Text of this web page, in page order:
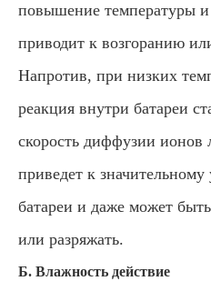
повышение температуры и
приводит к возгоранию
Напротив, при низких
реакция внутри батареи
скорость диффузии ионов
приведет к
батареи и даже может
или разряжать.
Б. Влажность действие